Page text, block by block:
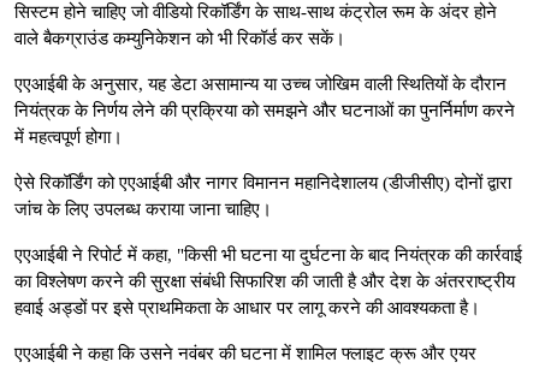
सिस्टम होने चाहिए जो वीडियो रिकॉर्डिंग के साथ-साथ कंट्रोल रूम के अंदर होने
वाले बैकग्राउंड कम्युनिकेशन को भी रिकॉर्ड कर सकें।
एएआईबी के अनुसार, यह डेटा असामान्य या उच्च जोखिम वाली स्थितियों के दौरान
नियंत्रक के निर्णय लेने की प्रक्रिया को समझने और घटनाओं का पुनर्निर्माण करने
में महत्वपूर्ण होगा।
ऐसे रिकॉर्डिंग को एएआईबी और नागर विमानन महानिदेशालय (डीजीसीए) दोनों द्वारा
जांच के लिए उपलब्ध कराया जाना चाहिए।
एएआईबी ने रिपोर्ट में कहा, "किसी भी घटना या दुर्घटना के बाद नियंत्रक की कार्रवाई
का विश्लेषण करने की सुरक्षा संबंधी सिफारिश की जाती है और देश के अंतरराष्ट्रीय
हवाई अड्डों पर इसे प्राथमिकता के आधार पर लागू करने की आवश्यकता है।
एएआईबी ने कहा कि उसने नवंबर की घटना में शामिल फ्लाइट क्रू और एयर